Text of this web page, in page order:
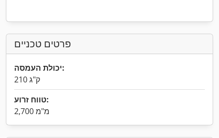
פרטים טכניים
יכולת העמסה:
210 ק"ג
טווח זרוע:
2,700 מ"מ